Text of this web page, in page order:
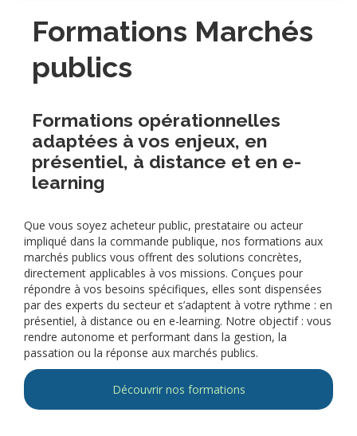
Formations Marchés
publics
Formations opérationnelles
adaptées à vos enjeux, en
présentiel, à distance et en e-
learning
Que vous soyez acheteur public, prestataire ou acteur
impliqué dans la commande publique, nos formations aux
marchés publics vous offrent des solutions concrètes,
directement applicables à vos missions. Conçues pour
répondre à vos besoins spécifiques, elles sont dispensées
par des experts du secteur et s’adaptent à votre rythme : en
présentiel, à distance ou en e-learning. Notre objectif : vous
rendre autonome et performant dans la gestion, la
passation ou la réponse aux marchés publics.
Découvrir nos formations